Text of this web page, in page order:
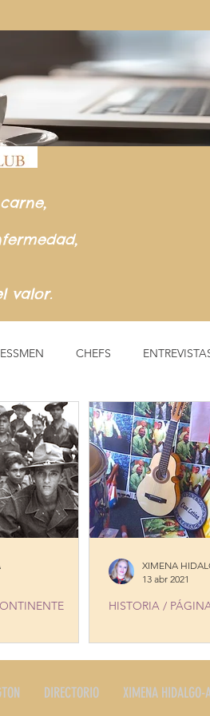
valor.
CHEFS
RESTAURANTES
SERVICIOS LONG ISLAND
HISTORIA /
XIMENA
13 abr 2021
DIRECTORIO XIMENA HIDALGO-